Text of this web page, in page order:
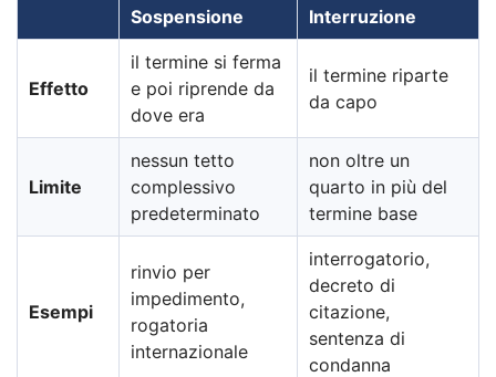
Sospensione Interruzione
Effetto
il termine si ferma
e poi riprende da
dove era
il termine riparte
da capo
Limite
nessun tetto
complessivo
predeterminato
non oltre un
quarto in più del
termine base
Esempi
rinvio per
impedimento,
rogatoria
internazionale
interrogatorio,
decreto di
citazione,
sentenza di
condanna